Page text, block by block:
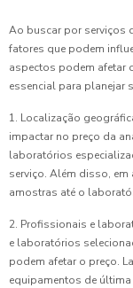
Ao buscar por serviços
fatores que podem
aspectos podem afetar
essencial para planejar
1. Localização
impactar no preço da
laboratórios
serviço. Além disso,
amostras até o
2. Profissionais e
e laboratórios
podem afetar o preço.
equipamentos de